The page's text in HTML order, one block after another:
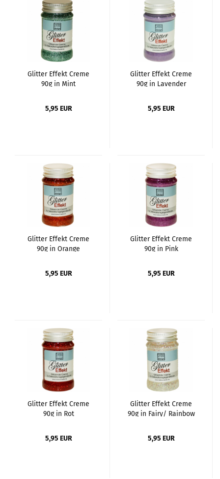
Glitter Effekt Creme
90g in Mint
5,95 EUR
Glitter Effekt Creme
90g in Lavender
5,95 EUR
Glitter Effekt Creme
90g in Orange
5,95 EUR
Glitter Effekt Creme
90g in Pink
5,95 EUR
Glitter Effekt Creme
90g in Rot
5,95 EUR
Glitter Effekt Creme
90g in Fairy/ Rainbow
5,95 EUR